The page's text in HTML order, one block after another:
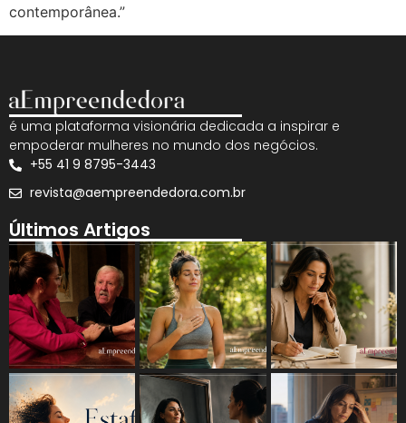
contemporânea.”
é uma plataforma visionária dedicada a inspirar e
empoderar mulheres no mundo dos negócios.
+55 41 9 8795-3443
revista@aempreendedora.com.br
Últimos Artigos